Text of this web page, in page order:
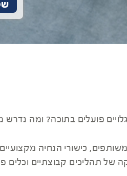
פועלים בתוכה? ומה נדרש
כישורי הנחיה
של תהליכים קבוצתיים וכלים